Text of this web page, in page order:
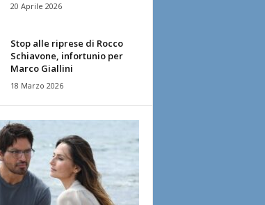
20 Aprile 2026
Stop alle riprese di Rocco
Schiavone, infortunio per
Marco Giallini
18 Marzo 2026